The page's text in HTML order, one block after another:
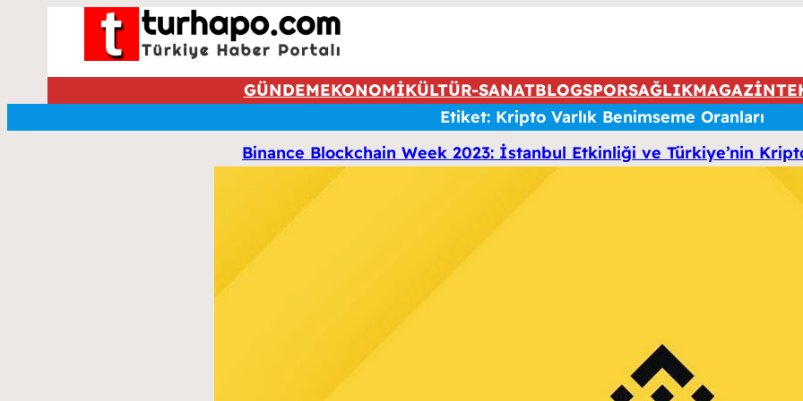
GÜNDEMEKONOMİKÜLTÜR-SANATBLOGSPORSAĞLIKMAGAZİN
Etiket: Kripto Varlık Benimseme Oranları
Binance Blockchain Week 2023: İstanbul Etkinliği ve Türkiye’nin